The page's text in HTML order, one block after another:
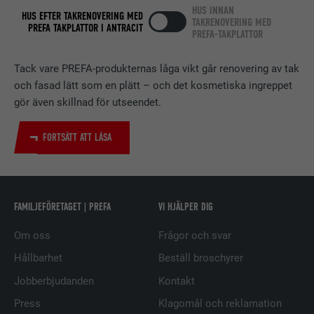
Tack vare PREFA-produkternas låga vikt går renovering av tak
och fasad lätt som en plätt – och det kosmetiska ingreppet
gör även skillnad för utseendet.
FORTSÄTT ATT LÄSA
HUS EFTER TAKRENOVERING MED
PREFA TAKPLATTOR I ANTRACIT
HUS INNAN
TAKRENOVERING MED
PREFA-TAKPLATTOR
FAMILJEFÖRETAGET | PREFA
Om oss
Hållbarhet
Jobberbjudanden
Press
VI HJÄLPER DIG
Frågor och svar
Beställ broschyrer
Kontakt
Klagomål och reklamation
ÄNDAMÅL
nätverkstjänsten LinkedIn för att
spåra användningen av inbäddade
EFTERNAMN bscookie
ÄNDAMÅL
Används av den sociala
spåra användningen av inbäddade
LEVERANTÖRER